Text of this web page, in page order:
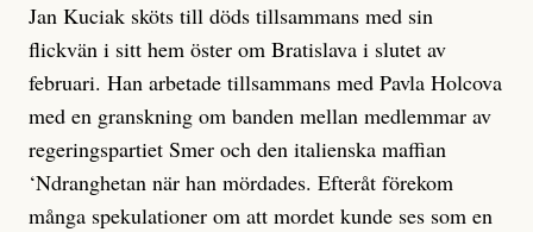
Jan Kuciak sköts till döds tillsammans med sin
flickvän i sitt hem öster om Bratislava i slutet av
februari. Han arbetade tillsammans med Pavla Holcova
med en granskning om banden mellan medlemmar av
regeringspartiet Smer och den italienska maffian
‘Ndranghetan när han mördades. Efteråt förekom
många spekulationer om att mordet kunde ses som en